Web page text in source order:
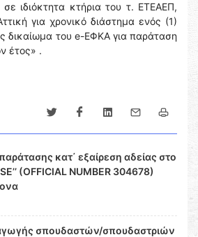
ιδιόκτητα κτήρια του τ. ΕΤΕΑΕΠ,
για χρονικό διάστημα ενός (1)
δικαίωμα του e-ΕΦΚΑ για παράταση
έτος» .
κατ΄ εξαίρεση αδείας στο
(OFFICIAL NUMBER 304678)
σπουδαστών/σπουδαστριών